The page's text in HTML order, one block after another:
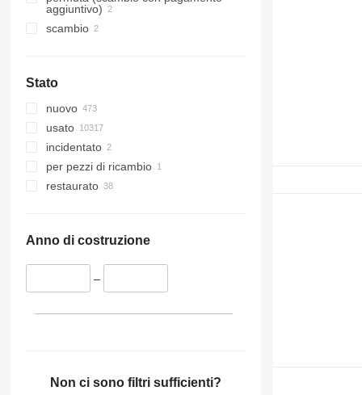
Premium Lander
aggiuntivo)
scambio
Stato
nuovo
usato
incidentato
per pezzi di ricambio
restaurato
Anno di costruzione
–
Non ci sono filtri sufficienti?